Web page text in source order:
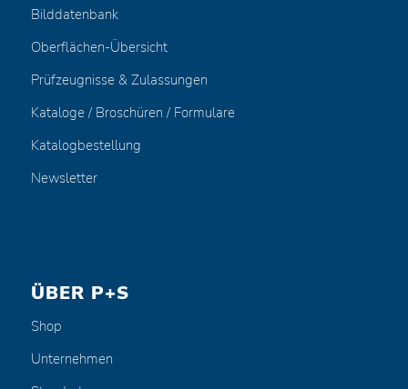
Bilddatenbank
Oberflächen-Übersicht
Prüfzeugnisse & Zulassungen
Kataloge / Broschüren / Formulare
Katalogbestellung
Newsletter
ÜBER P+S
Shop
Unternehmen